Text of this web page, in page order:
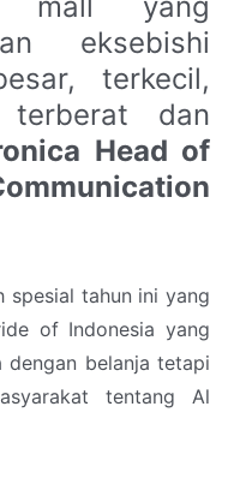
eksebishi
terkecil,
terberat dan
Head of
spesial tahun ini yang
of Indonesia yang
dengan belanja tetapi
tentang Al